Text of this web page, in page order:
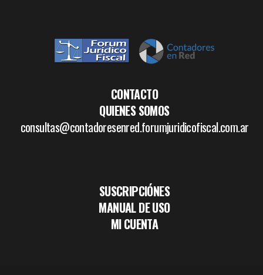
CONTACTO
QUIENES SOMOS
consultas@contadoresenred.forumjuridicofiscal.com.ar
SUSCRIPCIÓNES
MANUAL DE USO
MI CUENTA